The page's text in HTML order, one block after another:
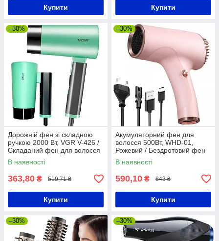
Купити Купити
–30%
Дорожній фен зі складною
ручкою 2000 Вт, VGR V-426 /
Складаний фен для волосся
/ Компактний фен для
сушіння волосся
В наявності
363,80 ₴ 519,71 ₴
Купити
–30%
Акумуляторний фен для
волосся 500Вт, WHD-01,
Рожевий / Бездротовий фен
на акумуляторі
В наявності
590,10 ₴ 843 ₴
Купити
–30% –30%